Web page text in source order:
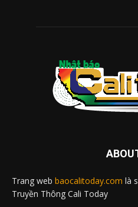
Trang web baocalitoday.com là
Truyền Thông Cali Today